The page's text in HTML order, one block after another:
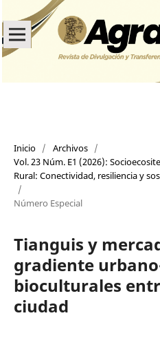
Inicio / Archivos /
Vol. 23 Núm. E1 (2026):
Rural: Conectividad, resiliencia y
/
Número Especial
Tianguis y
gradiente
bioculturales
ciudad